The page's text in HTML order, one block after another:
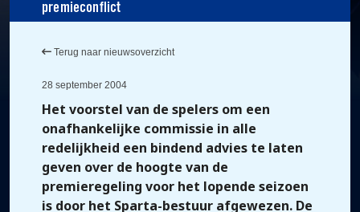
premieconflict
Terug naar nieuwsoverzicht
28 september 2004
Het voorstel van de spelers om een
onafhankelijke commissie in alle
redelijkheid een bindend advies te laten
geven over de hoogte van de
premieregeling voor het lopende seizoen
is door het Sparta-bestuur afgewezen. De